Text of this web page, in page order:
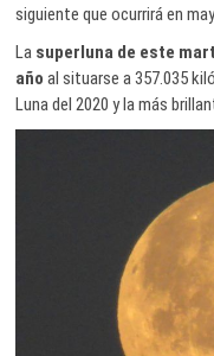
siguiente que ocurrirá en
La superluna de este
año al situarse a 357.035
Luna del 2020 y la más